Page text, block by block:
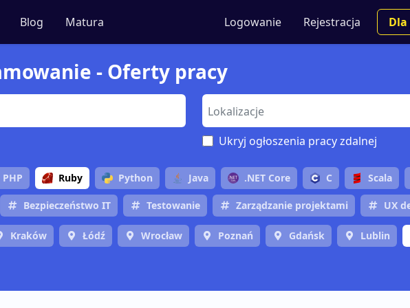
Blog Matura Logowanie Rejestracja
- Oferty pracy
Ukryj ogłoszenia pracy zdalnej
PHP Ruby Python Java .NET Core C Scala
Bezpieczeństwo IT Testowanie Zarządzanie projektami UX
Kraków Łódź Wrocław Poznań Gdańsk Lublin